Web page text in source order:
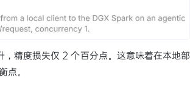
精度损失仅 2 个百分点。这意味着在本地部
。